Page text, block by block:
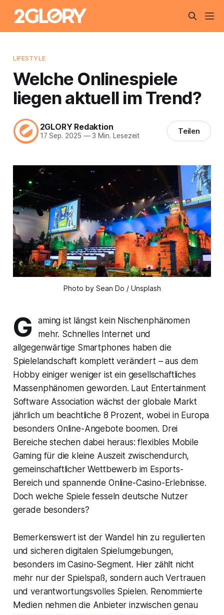
LIFESTYLE
Welche Onlinespiele
liegen aktuell im Trend?
2GLORY Redaktion
17 Sep. 2025 —3 Min. Lesezeit Teilen
Photo by Sean Do / Unsplash
G
aming ist längst kein Nischenphänomen
mehr. Schnelles Internet und
allgegenwärtige Smartphones haben die
Spielelandschaft komplett verändert – aus dem
Hobby einiger weniger ist ein gesellschaftliches
Massenphänomen geworden. Laut Entertainment
Software Association wächst der globale Markt
jährlich um beachtliche 8 Prozent, wobei in Europa
besonders Online-Angebote boomen. Drei
Bereiche stechen dabei heraus: flexibles Mobile
Gaming für die kleine Auszeit zwischendurch,
gemeinschaftlicher Wettbewerb im Esports-
Bereich und spannende Online-Casino-Erlebnisse.
Doch welche Spiele fesseln deutsche Nutzer
gerade besonders?
Bemerkenswert ist der Wandel hin zu regulierten
und sicheren digitalen Spielumgebungen,
besonders im Casino-Segment. Hier zählt nicht
mehr nur der Spielspaß, sondern auch Vertrauen
und verantwortungsvolles Spielen. Renommierte
Medien nehmen die Anbieter inzwischen genau